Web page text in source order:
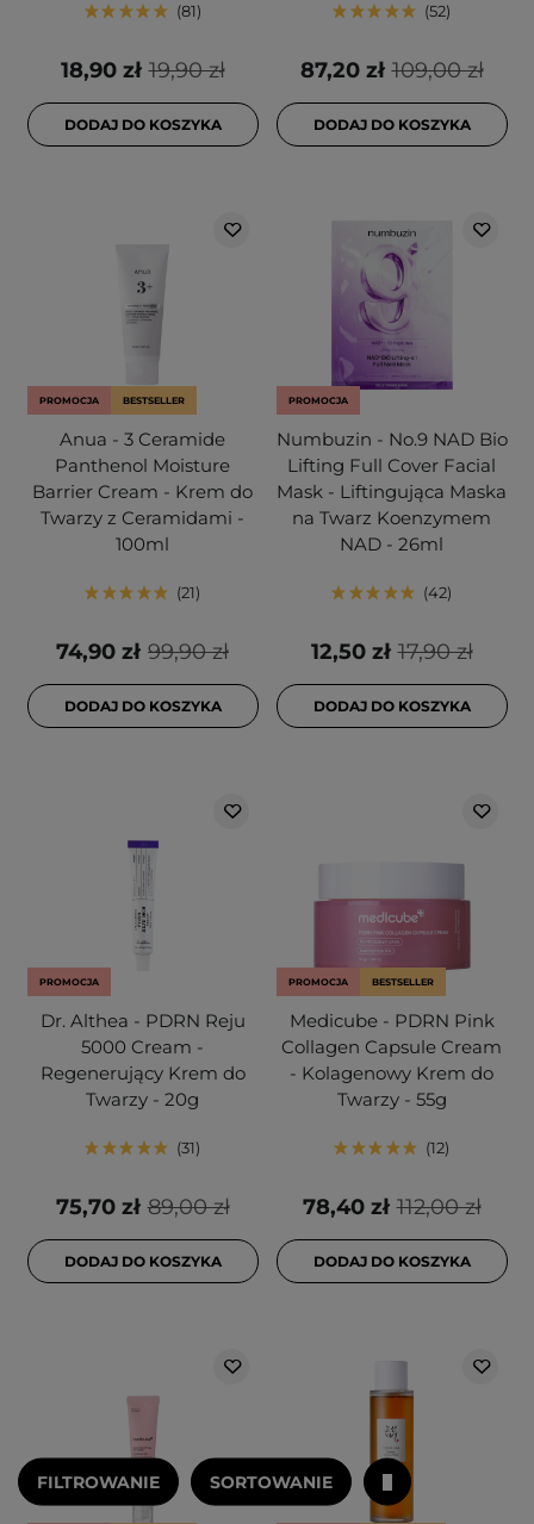
81
19,90 zł
18,90 zł
DODAJ DO KOSZYKA
52
109,00 zł
87,20 zł
DODAJ DO KOSZYKA
PROMOCJA BESTSELLER
Anua - 3 Ceramide
Panthenol Moisture
Barrier Cream - Krem do
Twarzy z Ceramidami -
100ml
21
99,90 zł
74,90 zł
DODAJ DO KOSZYKA
PROMOCJA
Numbuzin - No.9 NAD Bio
Lifting Full Cover Facial
Mask - Liftingująca Maska
na Twarz Koenzymem
NAD - 26ml
42
17,90 zł
12,50 zł
DODAJ DO KOSZYKA
PROMOCJA
Dr. Althea - PDRN Reju
5000 Cream -
Regenerujący Krem do
Twarzy - 20g
31
89,00 zł
75,70 zł
DODAJ DO KOSZYKA
PROMOCJA BESTSELLER
Medicube - PDRN Pink
Collagen Capsule Cream
- Kolagenowy Krem do
Twarzy - 55g
12
112,00 zł
78,40 zł
DODAJ DO KOSZYKA
FILTROWANIE SORTOWANIE